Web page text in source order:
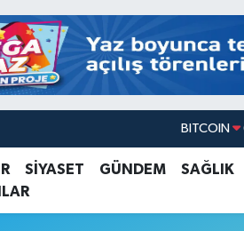
BITCOIN
SİYASET GÜNDEM SAĞLIK